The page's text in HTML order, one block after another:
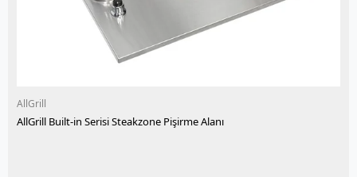
AllGrill
AllGrill Built-in Serisi Steakzone Pişirme Alanı